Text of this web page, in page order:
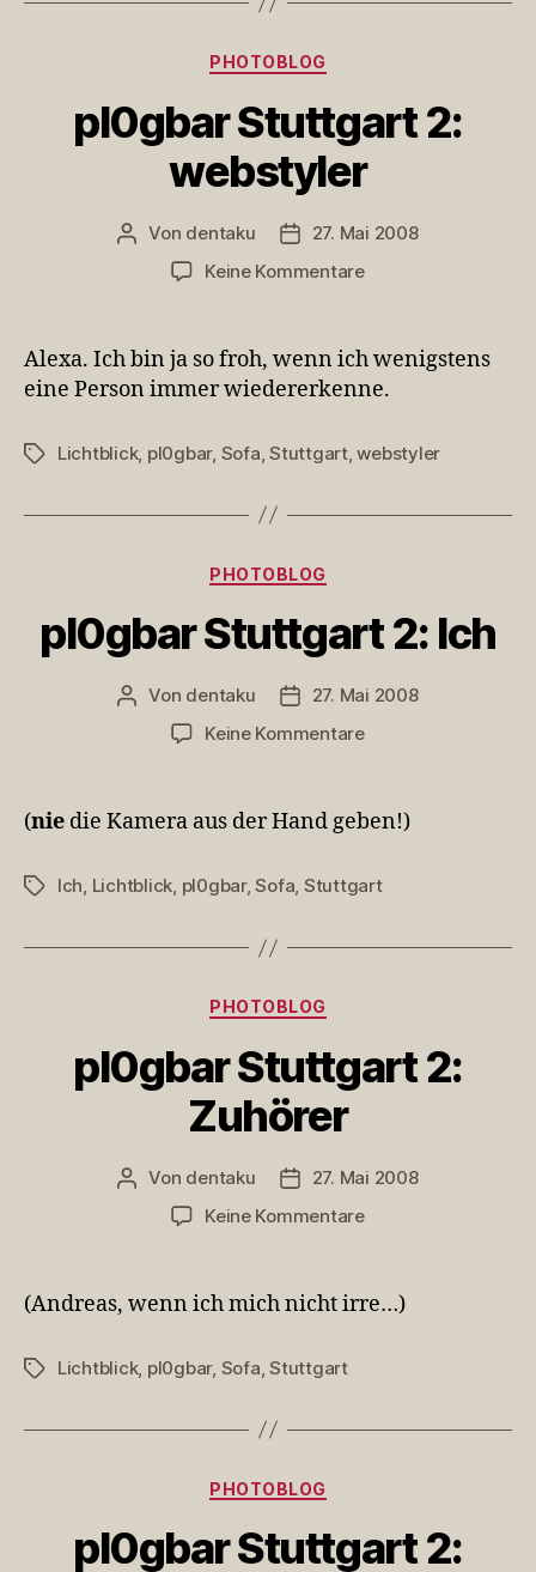
Kategorien
PHOTOBLOG
pl0gbar Stuttgart 2:
webstyler
Beitragsautor
Von dentaku Veröffentlichungsdatum
27. Mai 2008
Keine Kommentarezu
webstyler
Alexa. Ich bin ja so froh, wenn ich wenigstens
eine Person immer wiedererkenne.
Schlagwörter
Lichtblick, pl0gbar, Sofa ,Stuttgart,webstyler
Kategorien
PHOTOBLOG
pl0gbar Stuttgart 2: Ich
Beitragsautor
Von dentaku Veröffentlichungsdatum
27. Mai 2008
Keine Kommentarezu
2:
(nie die Kamera aus der Hand geben!)
Schlagwörter
Ich, Lichtblick, pl0gbar,Sofa, Stuttgart
Kategorien
PHOTOBLOG
pl0gbar Stuttgart 2:
Zuhörer
Beitragsautor
Von dentaku Veröffentlichungsdatum
27. Mai 2008
Keine Kommentarezu
Zuhörer
(Andreas, wenn ich mich nicht irre…)
Schlagwörter
Lichtblick, pl0gbar, Sofa ,Stuttgart
Kategorien
PHOTOBLOG
pl0gbar Stuttgart 2: